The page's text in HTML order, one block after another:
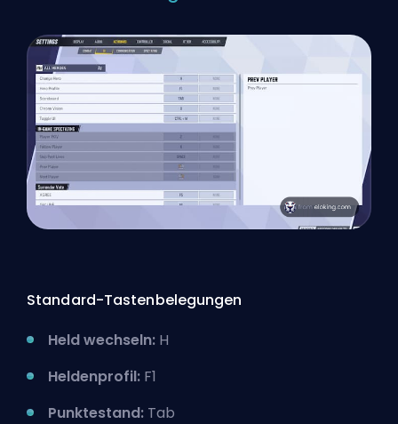
Standard-Tastenbelegungen
Held wechseln: H
Heldenprofil: F1
Punktestand: Tab